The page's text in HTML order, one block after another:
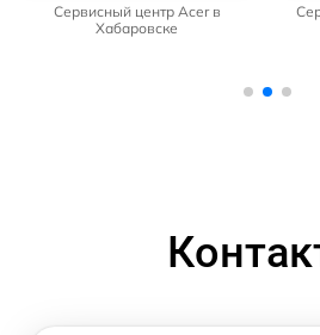
Сервисный центр Acer в
Хабаровске